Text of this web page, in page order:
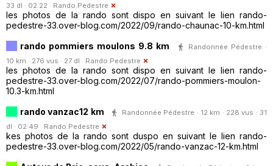
33 dl · 02:22 · Rando.Pedestre
les photos de la rando sont dispo en suivant le lien rando-
pedestre-33.over-blog.com/2022/09/rando-chaunac-10-km.html
rando pommiers moulons 9.8 km
Randonnée Pédestre ·
10 km · 276 vus · 27 dl · Rando.Pedestre
les photos de la rando sont dispo en suivant le lien rando-
pedestre-33.over-blog.com/2022/07/rando-pommiers-moulon-
10.3-km.html
rando vanzac12 km
Randonnée Pédestre · 12 km · 228 vus · 31
dl · 02:49 · Rando.Pedestre
kes photos de la rando sont duspo en suivant le lien rando-
pedestre-33.over-blog.com/2022/05/rando-vanzac-12-km.html